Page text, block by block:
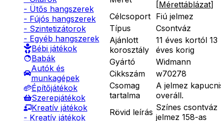
- Ütős hangszerek
- Fújós hangszerek
- Szintetizátorok
- Egyéb hangszerek
Bébi játékok
Babák
Autók és
munkagépek
Építőjátékok
Szerepjátékok
Kreatív játékok
- Kreatív játékok
[Mérettáblázat]
Célcsoport Fiú jelmez
Típus
Csontváz
Ajánlott
korosztály
11 éves kortól 13
éves korig
Gyártó
Widmann
Cikkszám
w70278
Csomag
tartalma
A jelmez
overáll.
Rövid leírás Színes csontváz
jelmez 158-as